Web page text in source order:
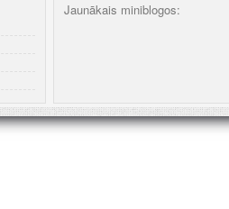
Jaunākais miniblogos: